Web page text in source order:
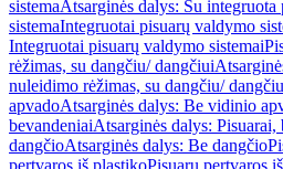
sistemaAtsarginės dalys: Su
sistemaIntegruotai pisuarų valdymo
Integruotai pisuarų valdymo sistemai
rėžimas, su dangčiu/ dangčiui
nuleidimo rėžimas, su dangčiu/
apvadoAtsarginės dalys: Be vidinio
bevandeniaiAtsarginės dalys: Pisuarai,
dangčioAtsarginės dalys: Be dangčio
pertvaros iš plastikoPisuarų pertvaros